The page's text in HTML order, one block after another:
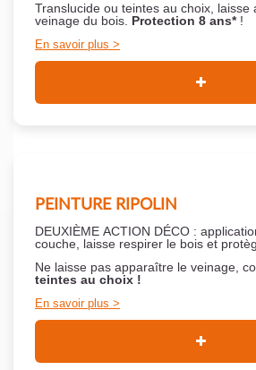
Translucide ou teintes au choix, laisse
veinage du bois. Protection 8 ans*!
En savoir plus
PEINTURE RIPOLIN
DEUXIÈME ACTION DÉCO :
couche, laisse respirer le bois et
Ne laisse pas apparaître le veinage,
teintes au choix !
En savoir plus